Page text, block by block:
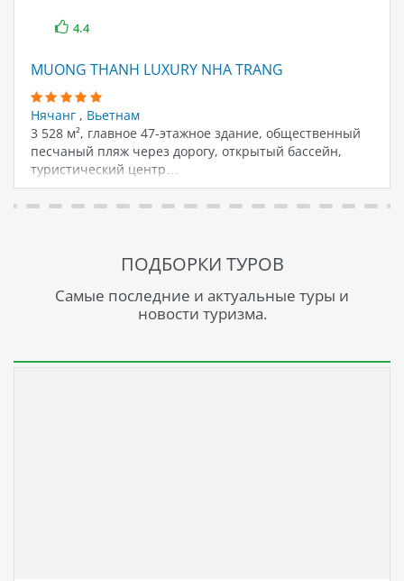
4.4
MUONG THANH LUXURY NHA TRANG
Нячанг , Вьетнам
3 528 м², главное 47-этажное здание, общественный
песчаный пляж через дорогу, открытый бассейн,
туристический центр…
ПОДБОРКИ ТУРОВ
Самые последние и актуальные туры и
новости туризма.